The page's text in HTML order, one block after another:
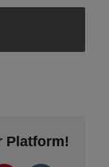
Platform!